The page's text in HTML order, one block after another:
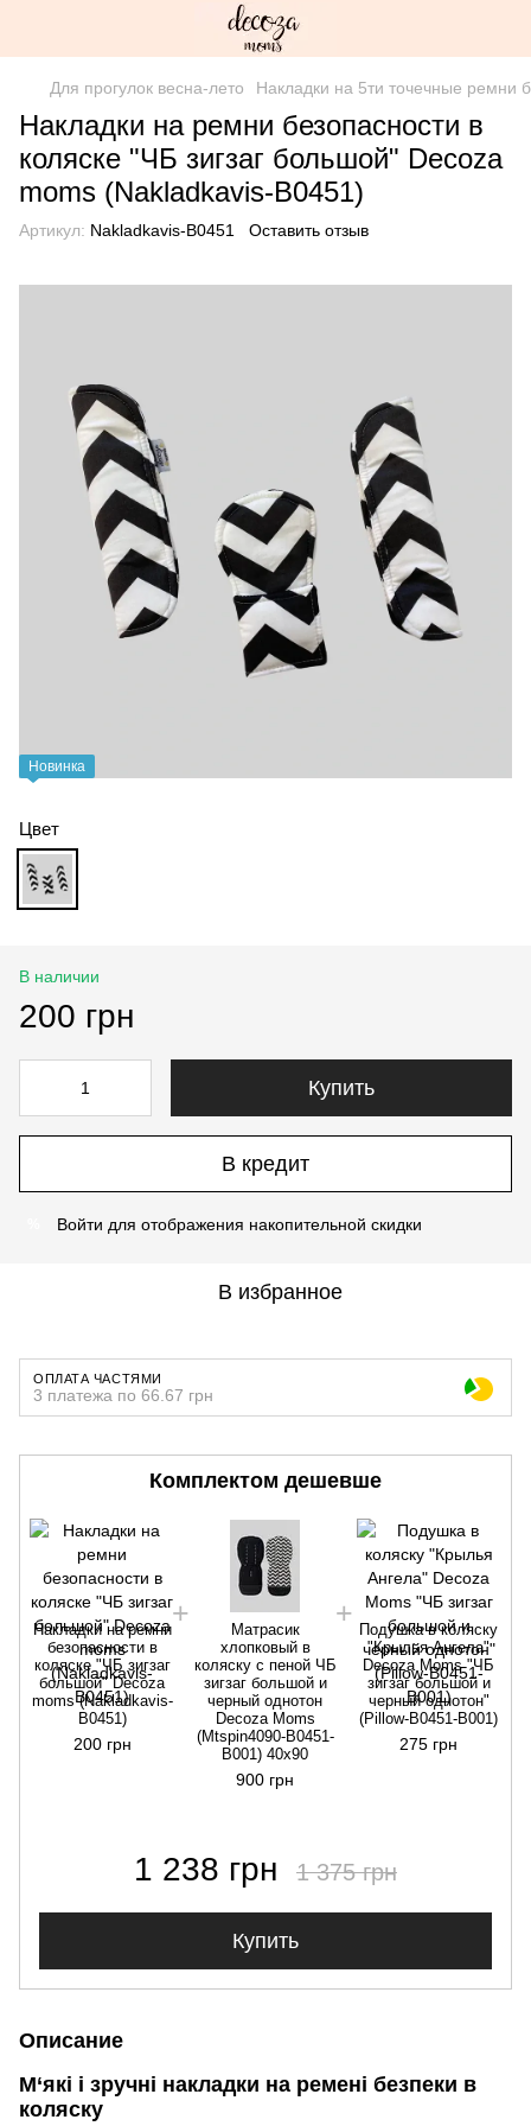
Для прогулок весна-лето Накладки на 5ти точечные ремни
Накладки на ремни безопасности в
коляске "ЧБ зигзаг большой" Decoza
moms (Nakladkavis-В0451)
Артикул: Nakladkavis-В0451 Оставить отзыв
Новинка
Цвет
В наличии
200 грн
Купить
В кредит
Войти для отображения накопительной скидки
В избранное
ОПЛАТА ЧАСТЯМИ
3 платежа по 66.67 грн
Комплектом дешевше
Накладки на ремни
безопасности в
коляске "ЧБ зигзаг
большой" Decoza
moms (Nakladkavis-
В0451)
200 грн
Матрасик
хлопковый в
коляску с пеной ЧБ
зигзаг большой и
черный однотон
Decoza Moms
(Mtspin4090-В0451-
В001) 40х90
900 грн
Подушка в коляску
"Крылья Ангела"
Decoza Moms "ЧБ
зигзаг большой и
черный однотон"
(Pillow-В0451-В001)
275 грн
1 238 грн 1 375 грн
Купить
Описание
М‘які і зручні накладки на ремені безпеки в
коляску